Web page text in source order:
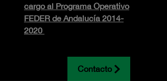
cargo al Programa Operativo
FEDER de Andalucía 2014-
2020
Contacto